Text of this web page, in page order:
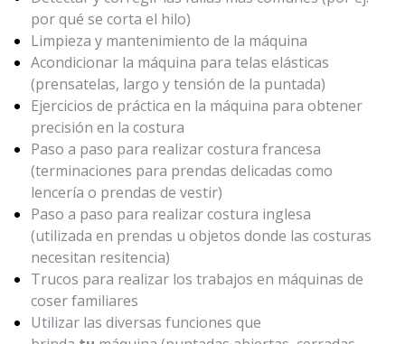
por qué se corta el hilo)
Limpieza y mantenimiento de la máquina
Acondicionar la máquina para telas elásticas
(prensatelas, largo y tensión de la puntada)
Ejercicios de práctica en la máquina para obtener
precisión en la costura
Paso a paso para realizar costura francesa
(terminaciones para prendas delicadas como
lencería o prendas de vestir)
Paso a paso para realizar costura inglesa
(utilizada en prendas u objetos donde las costuras
necesitan resitencia)
Trucos para realizar los trabajos en máquinas de
coser familiares
Utilizar las diversas funciones que